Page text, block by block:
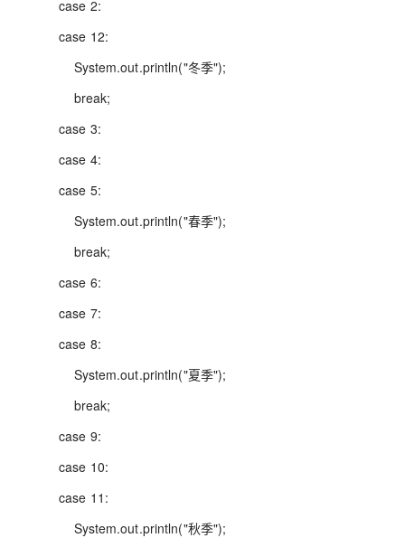
case 2:
case 12:
System.out.println("冬季");
break;
case 3:
case 4:
case 5:
System.out.println("春季");
break;
case 6:
case 7:
case 8:
System.out.println("夏季");
break;
case 9:
case 10:
case 11:
System.out.println("秋季");